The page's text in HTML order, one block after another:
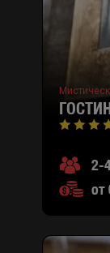
2-
от